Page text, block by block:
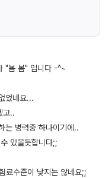
"봄 봄" 입니다 -^~
었네요...
고..
는 병력중 하나이기에..
있을듯합니다;;
료수준이 낮지는 않네요;;